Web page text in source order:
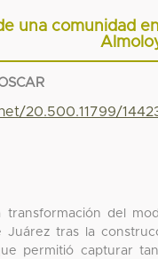
una comunidad
20.500.11799/
transformación del
Juárez tras la
permitió capturar